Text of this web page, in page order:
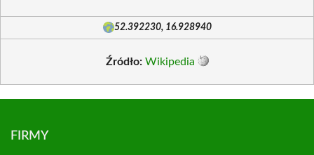
52.392230, 16.928940
Źródło: Wikipedia
FIRMY